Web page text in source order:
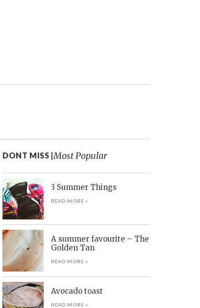
DONT MISS |Most Popular
3 Summer Things
READ MORE »
A summer favourite – The
Golden Tan
READ MORE »
Avocado toast
READ MORE »